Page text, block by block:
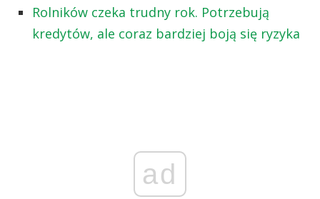
Rolników czeka trudny rok. Potrzebują
kredytów, ale coraz bardziej boją się ryzyka
ad